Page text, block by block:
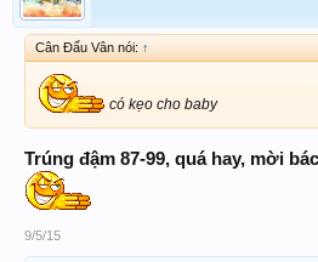
Cân Đẩu Vân nói: ↑
có kẹo cho baby
Trúng đậm 87-99, quá hay, mời
9/5/15